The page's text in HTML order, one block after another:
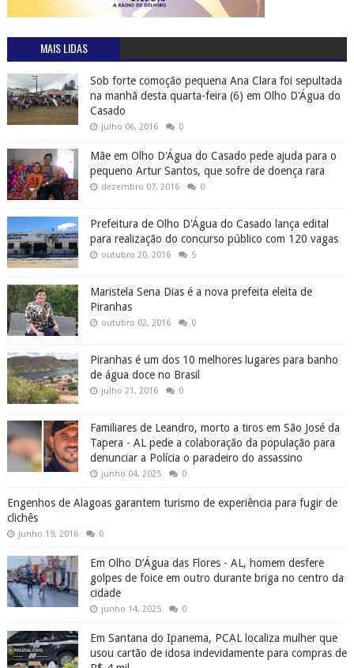
MAIS LIDAS
Sob forte comoção pequena Ana Clara foi sepultada
na manhã desta quarta-feira (6) em Olho D'Água do
Casado
julho 06, 2016 0
Mãe em Olho D'Água do Casado pede ajuda para o
pequeno Artur Santos, que sofre de doença rara
dezembro 07, 2016 0
Prefeitura de Olho D'Água do Casado lança edital
para realização do concurso público com 120 vagas
outubro 20, 2016 5
Maristela Sena Dias é a nova prefeita eleita de
Piranhas
outubro 02, 2016 0
Piranhas é um dos 10 melhores lugares para banho
de água doce no Brasil
julho 21, 2016 0
Familiares de Leandro, morto a tiros em São José da
Tapera - AL pede a colaboração da população para
denunciar a Polícia o paradeiro do assassino
junho 04, 2025 0
Engenhos de Alagoas garantem turismo de experiência para fugir de
clichês
junho 19, 2016 0
Em Olho D’Água das Flores - AL, homem desfere
golpes de foice em outro durante briga no centro da
cidade
junho 14, 2025 0
Em Santana do Ipanema, PCAL localiza mulher que
usou cartão de idosa indevidamente para compras de